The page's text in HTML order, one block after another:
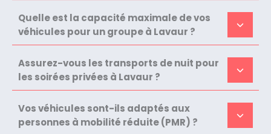
Quelle est la capacité maximale de vos
véhicules pour un groupe à Lavaur ?
Assurez-vous les transports de nuit pour
les soirées privées à Lavaur ?
Vos véhicules sont-ils adaptés aux
personnes à mobilité réduite (PMR) ?